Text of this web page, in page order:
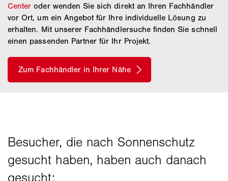
Center oder wenden Sie sich direkt an Ihren Fachhändler
vor Ort, um ein Angebot für Ihre individuelle Lösung zu
erhalten. Mit unserer Fachhändlersuche finden Sie schnell
einen passenden Partner für Ihr Projekt.